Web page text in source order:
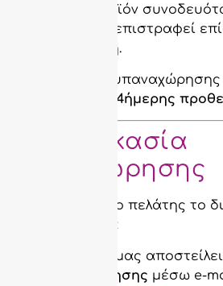
Εάν το προϊόν
πρέπει να επιστραφεί
κατάσταση.
Το αίτημα υπαναχώρησης
εντός της 14ήμερης
✉️ Διαδικασία
Υπαναχώρησης
Για να ασκήσει ο πελάτης το
υπαναχώρησης:
Πρέπει να μας αποστείλει
υπαναχώρησης μέσω e-